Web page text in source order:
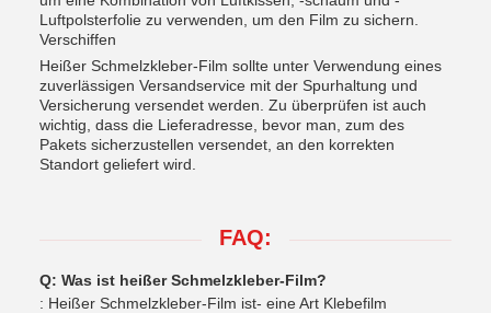
Luftpolsterfolie zu verwenden, um den Film zu sichern.
Verschiffen
Heißer Schmelzkleber-Film sollte unter Verwendung eines
zuverlässigen Versandservice mit der Spurhaltung und
Versicherung versendet werden. Zu überprüfen ist auch
wichtig, dass die Lieferadresse, bevor man, zum des
Pakets sicherzustellen versendet, an den korrekten
Standort geliefert wird.
FAQ:
Q: Was ist heißer Schmelzkleber-Film?
: Heißer Schmelzkleber-Film ist- eine Art Klebefilm